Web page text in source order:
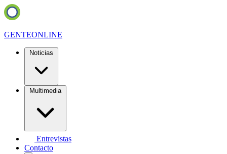
GENTEONLINE
Noticias
Multimedia
Entrevistas
Contacto